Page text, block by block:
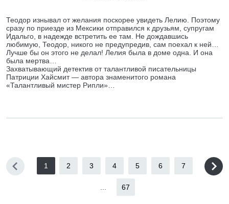
Теодор изнывал от желания поскорее увидеть Лелию. Поэтому
сразу по приезде из Мексики отправился к друзьям, супругам
Идальго, в надежде встретить ее там. Не дождавшись
любимую, Теодор, никого не предупредив, сам поехал к ней…
Лучше бы он этого не делал! Лелия была в доме одна. И она
была мертва…
Захватывающий детектив от талантливой писательницы
Патриции Хайсмит — автора знаменитого романа
«Талантливый мистер Рипли»…
1 2 3 4 5 6 7
67